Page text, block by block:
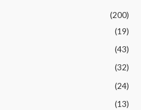
(200)
(19)
(43)
(32)
(24)
(13)